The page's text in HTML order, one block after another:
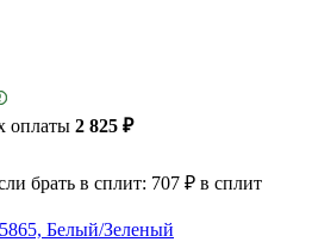
оплаты 2 825 ₽
брать в сплит: 707 ₽ в сплит
Белый/Зеленый